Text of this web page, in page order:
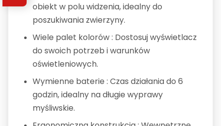
obiekt w polu widzenia, idealny do
poszukiwania zwierzyny.
Wiele palet kolorów : Dostosuj wyświetlacz
do swoich potrzeb i warunków
oświetleniowych.
Wymienne baterie : Czas działania do 6
godzin, idealny na długie wyprawy
myśliwskie.